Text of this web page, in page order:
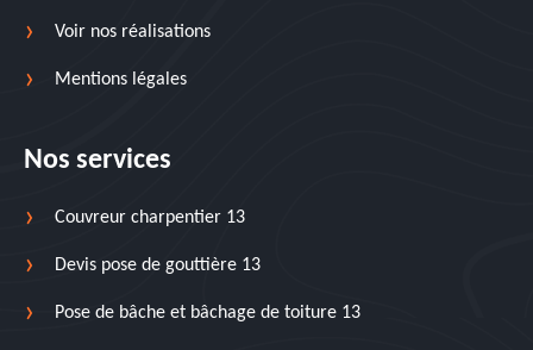
Voir nos réalisations
Mentions légales
Nos services
Couvreur charpentier 13
Devis pose de gouttière 13
Pose de bâche et bâchage de toiture 13